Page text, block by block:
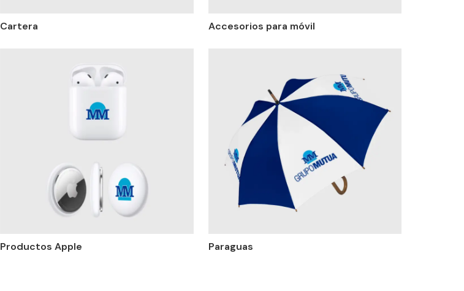
Cartera Accesorios para móvil
Productos Apple Paraguas